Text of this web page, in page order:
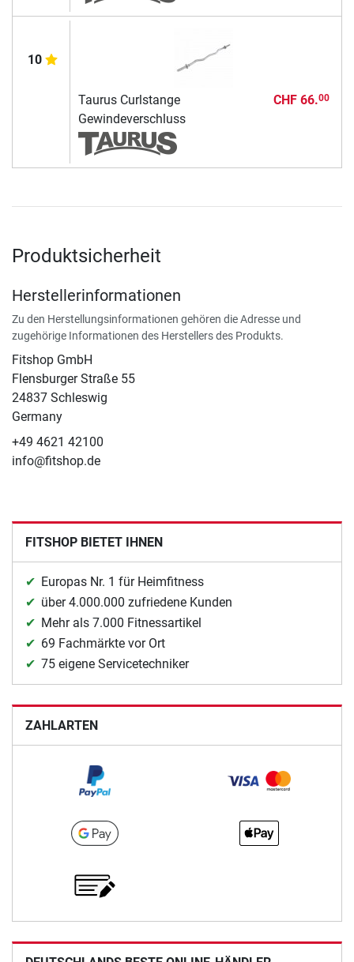
10
Taurus Curlstange
Gewindeverschluss
CHF 66.00
Produktsicherheit
Herstellerinformationen
Zu den Herstellungsinformationen gehören die Adresse und
zugehörige Informationen des Herstellers des Produkts.
Fitshop GmbH
Flensburger Straße 55
24837 Schleswig
Germany
+49 4621 42100
info@fitshop.de
FITSHOP BIETET IHNEN
Europas Nr. 1 für Heimfitness
über 4.000.000 zufriedene Kunden
Mehr als 7.000 Fitnessartikel
69 Fachmärkte vor Ort
75 eigene Servicetechniker
ZAHLARTEN